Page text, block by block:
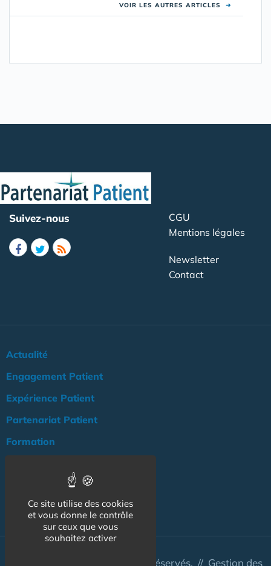
VOIR LES AUTRES ARTICLES ➜
Suivez-nous
CGU
Mentions légales
Newsletter
Contact
Actualité
Engagement Patient
Expérience Patient
Partenariat Patient
Formation
NOS AUTRES SITES :
© Australis 2026 - Tous droits réservés. // Gestion des
Ce site utilise des cookies
et vous donne le contrôle
sur ceux que vous
souhaitez activer